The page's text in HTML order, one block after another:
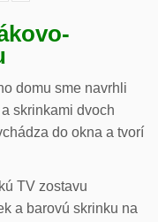
domu sme navrhli
skrinkami dvoch
do okna a tvorí
TV zostavu
a barovú skrinku na